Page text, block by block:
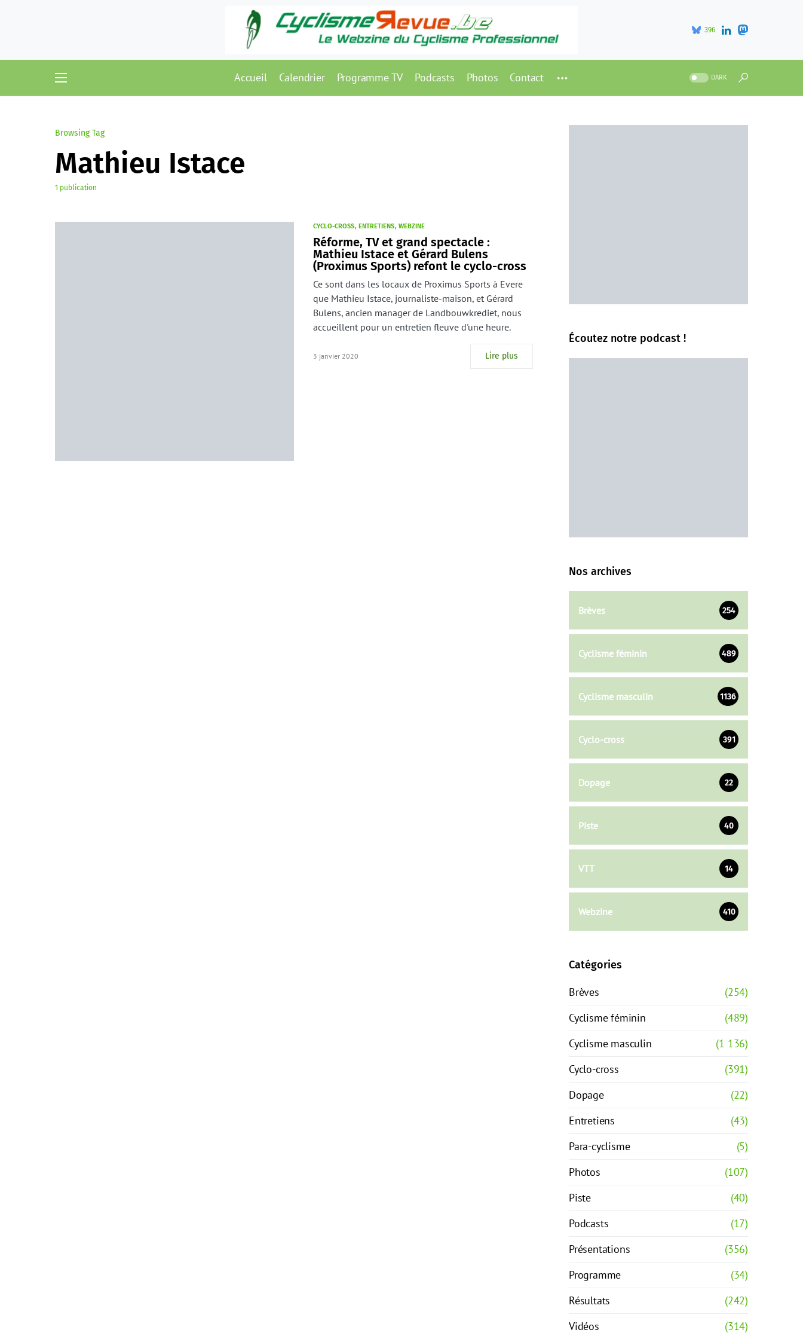
396
Accueil Calendrier Programme TV Podcasts Photos Contact DARK
Browsing Tag
Mathieu Istace
1 publication
CYCLO-CROSS ENTRETIENS WEBZINE
Réforme, TV et grand spectacle :
Mathieu Istace et Gérard Bulens
(Proximus Sports) refont le cyclo-cross
Ce sont dans les locaux de Proximus Sports à Evere
que Mathieu Istace, journaliste-maison, et Gérard
Bulens, ancien manager de Landbouwkrediet, nous
accueillent pour un entretien fleuve d'une heure.
3 janvier 2020 Lire plus
Écoutez notre podcast !
Nos archives
Brèves 254
Cyclisme féminin 489
Cyclisme masculin 1136
Cyclo-cross 391
Dopage 22
Piste 40
VTT 14
Webzine 410
Catégories
Brèves
(254)
Cyclisme féminin
(489)
Cyclisme masculin
(1 136)
Cyclo-cross
(391)
Dopage
(22)
Entretiens
(43)
Para-cyclisme
(5)
Photos
(107)
Piste
(40)
Podcasts
(17)
Présentations
(356)
Programme
(34)
Résultats
(242)
Vidéos
(314)